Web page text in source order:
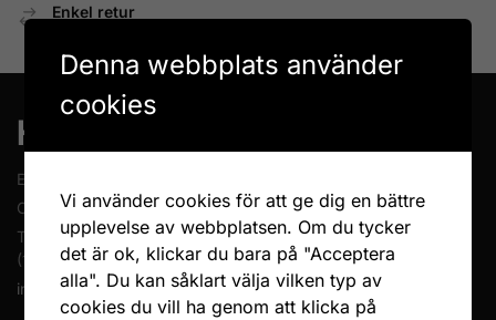
Enkel retur
En del av Novodesign AB
Org.nr. 556790-1235
Tel.
08-400 209 60
(10-17 mån-fre)
info@heminreda.se
Denna webbplats använder
cookies
Vi använder cookies för att ge dig en bättre
upplevelse av webbplatsen. Om du tycker
det är ok, klickar du bara på "Acceptera
alla". Du kan såklart välja vilken typ av
cookies du vill ha genom att klicka på